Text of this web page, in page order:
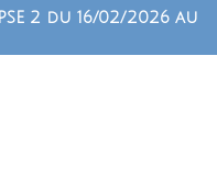
2 du 16/02/2026 au